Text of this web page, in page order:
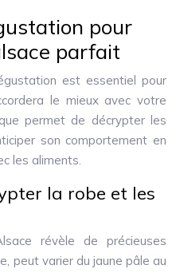
pour
parfait
est essentiel pour
le mieux avec votre
permet de décrypter les
son comportement en
les aliments.
la robe et les
révèle de précieuses
peut varier du jaune pâle au